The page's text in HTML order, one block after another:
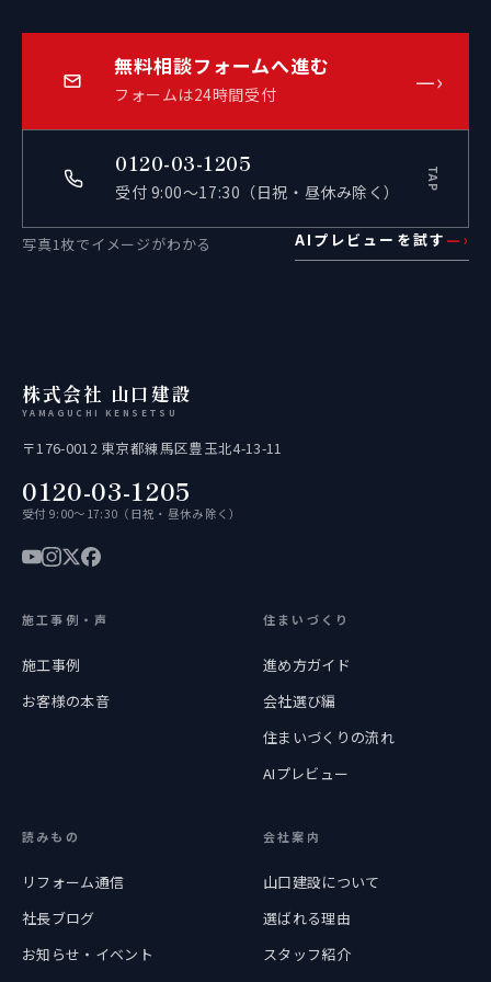
無料相談フォームへ進む
フォームは24時間受付 —›
0120-03-1205
受付 9:00〜17:30（日祝・昼休み除く） TAP
写真1枚でイメージがわかる AIプレビューを試す —›
株式会社 山口建設
YAMAGUCHI KENSETSU
〒176-0012 東京都練馬区豊玉北4-13-11
0120-03-1205
受付 9:00〜17:30（日祝・昼休み除く）
施工事例・声
施工事例
お客様の本音
住まいづくり
進め方ガイド
会社選び編
住まいづくりの流れ
AIプレビュー
読みもの
リフォーム通信
社長ブログ
お知らせ・イベント
会社案内
山口建設について
選ばれる理由
スタッフ紹介